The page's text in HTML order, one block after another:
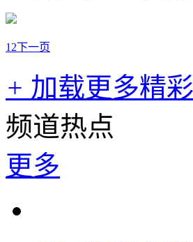
1 2下一页
+ 加载更多精
频道热点
更多